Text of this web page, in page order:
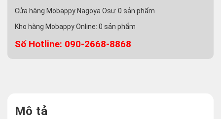
Cửa hàng Mobappy Nagoya Osu: 0 sản phẩm
Kho hàng Mobappy Online: 0 sản phẩm
Số Hotline: 090-2668-8868
Mô tả